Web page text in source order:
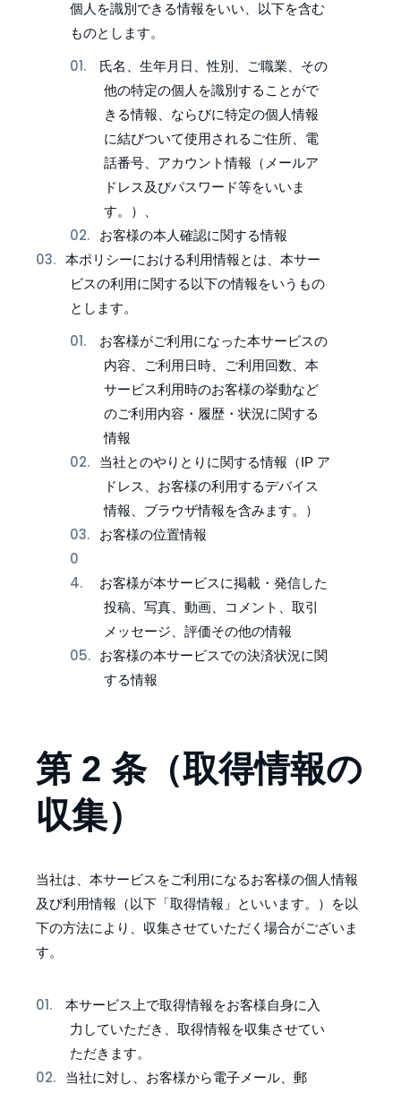
個人を識別できる情報をいい、以下を含む
ものとします。
氏名、生年月日、性別、ご職業、その
他の特定の個人を識別することがで
きる情報、ならびに特定の個人情報
に結びついて使用されるご住所、電
話番号、アカウント情報（メールア
ドレス及びパスワード等をいいま
す。）、
お客様の本人確認に関する情報
本ポリシーにおける利用情報とは、本サー
ビスの利用に関する以下の情報をいうもの
とします。
お客様がご利用になった本サービスの
内容、ご利用日時、ご利用回数、本
サービス利用時のお客様の挙動など
のご利用内容・履歴・状況に関する
情報
当社とのやりとりに関する情報（IP ア
ドレス、お客様の利用するデバイス
情報、ブラウザ情報を含みます。）
お客様の位置情報
お客様が本サービスに掲載・発信した
投稿、写真、動画、コメント、取引
メッセージ、評価その他の情報
お客様の本サービスでの決済状況に関
する情報
第 2 条（取得情報の
収集）
当社は、本サービスをご利用になるお客様の個人情報
及び利用情報（以下「取得情報」といいます。）を以
下の方法により、収集させていただく場合がございま
す。
本サービス上で取得情報をお客様自身に入
力していただき、取得情報を収集させてい
ただきます。
当社に対し、お客様から電子メール、郵